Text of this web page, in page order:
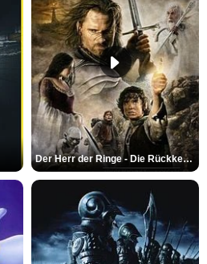
Der Herr der Ringe - Die Rückkehr des Königs Trailer OV